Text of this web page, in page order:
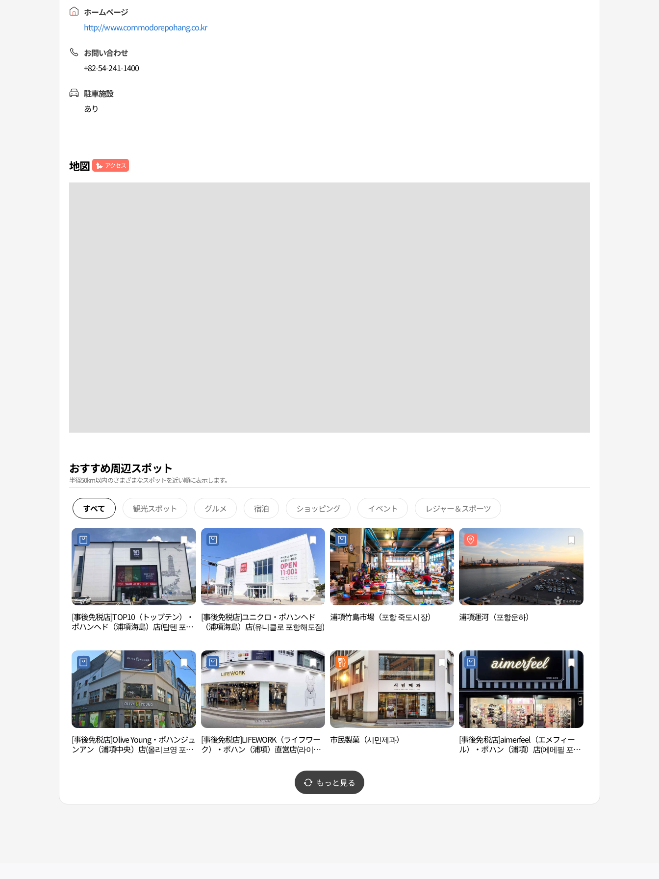
ホームページ
http://www.commodorepohang.co.kr
お問い合わせ
+82-54-241-1400
駐車施設
あり
地図 アクセス
おすすめ周辺スポット
半径50km以内のさまざまなスポットを近い順に表示します。
すべて 観光スポット グルメ 宿泊 ショッピング イベント レジャー＆スポーツ
[事後免税店]TOP10（トップテン）・
ポハンヘド（浦項海島）店(탑텐 포항
[事後免税店]ユニクロ・ポハンヘド
（浦項海島）店(유니클로 포항해도점)
浦項竹島市場（포항 죽도시장） 浦項運河（포항운하）
[事後免税店]Olive Young・ポハンジュ
ンアン（浦項中央）店(올리브영 포항
[事後免税店]LIFEWORK（ライフワー
ク）・ポハン（浦項）直営店(라이프
市民製菓（시민제과）
[事後免税店]aimerfeel（エメフィー
ル）・ポハン（浦項）店(에메필 포항
もっと見る